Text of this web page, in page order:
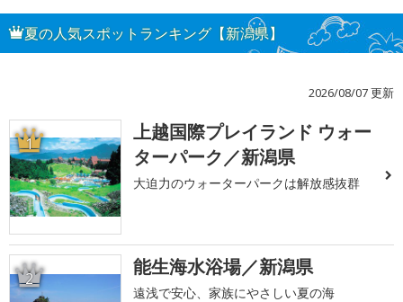
夏の人気スポットランキング【新潟県】
2026/08/07 更新
1
上越国際プレイランド ウォー
ターパーク／新潟県
大迫力のウォーターパークは解放感抜群
2 能生海水浴場／新潟県
遠浅で安心、家族にやさしい夏の海